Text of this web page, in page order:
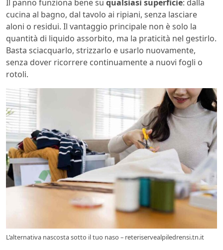
Il panno funziona bene su qualsiasi superficie: dalla
cucina al bagno, dal tavolo ai ripiani, senza lasciare
aloni o residui. Il vantaggio principale non è solo la
quantità di liquido assorbito, ma la praticità nel gestirlo.
Basta sciacquarlo, strizzarlo e usarlo nuovamente,
senza dover ricorrere continuamente a nuovi fogli o
rotoli.
L’alternativa nascosta sotto il tuo naso – reteriservealpiledrensi.tn.it